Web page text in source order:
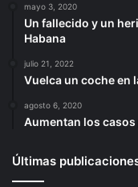
mayo 3, 2020
Un fallecido y un
Habana
julio 21, 2022
Vuelca un coche en
agosto 6, 2020
Aumentan los casos
Últimas